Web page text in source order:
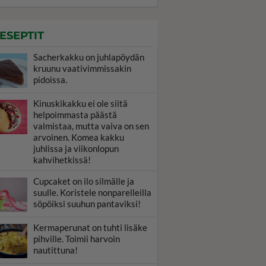
Sacherkakku on juhlapöydän
kruunu vaativimmissakin
pidoissa.
Kinuskikakku ei ole siitä
helpoimmasta päästä
valmistaa, mutta vaiva on sen
arvoinen. Komea kakku
juhlissa ja viikonlopun
kahvihetkissä!
Cupcaket on ilo silmälle ja
suulle. Koristele nonparelleilla
söpöiksi suuhun pantaviksi!
Kermaperunat on tuhti lisäke
pihville. Toimii harvoin
nautittuna!